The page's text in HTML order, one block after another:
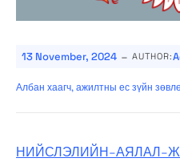
13 November, 2024 - AUTHOR:
Албан хаагч, ажилтны ес зүйн
НИЙСЛЭЛИЙН-АЯЛАЛ-